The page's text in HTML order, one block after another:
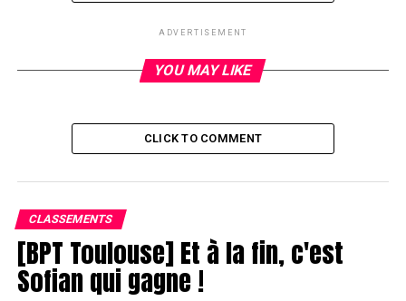
Double face
ADVERTISEMENT
YOU MAY LIKE
CLICK TO COMMENT
CLASSEMENTS
[BPT Toulouse] Et à la fin, c'est
Sofian qui gagne !